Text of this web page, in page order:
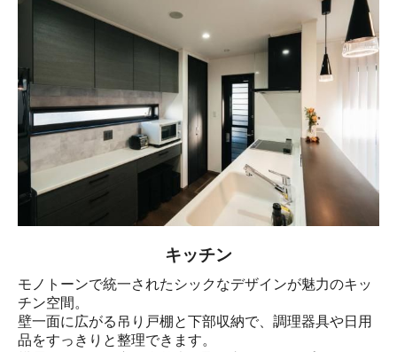
キッチン
モノトーンで統一されたシックなデザインが魅力のキッ
チン空間。
壁一面に広がる吊り戸棚と下部収納で、調理器具や日用
品をすっきりと整理できます。